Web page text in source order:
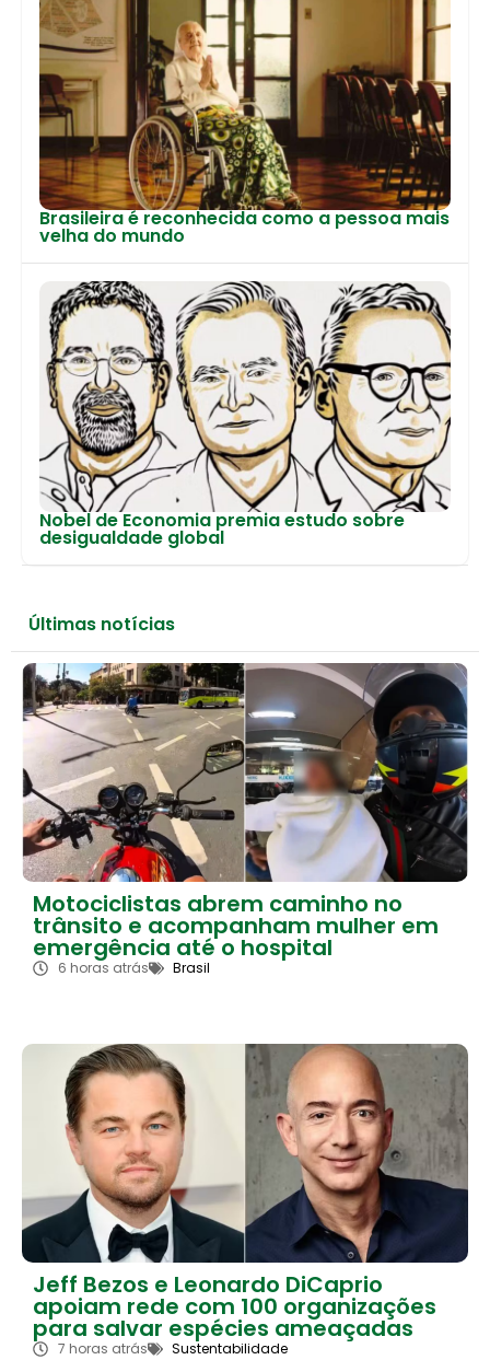
Brasileira é reconhecida como a pessoa mais
velha do mundo
Nobel de Economia premia estudo sobre
desigualdade global
Últimas notícias
Motociclistas abrem caminho no
trânsito e acompanham mulher em
emergência até o hospital
6 horas atrás Brasil
Jeff Bezos e Leonardo DiCaprio
apoiam rede com 100 organizações
para salvar espécies ameaçadas
7 horas atrás Sustentabilidade